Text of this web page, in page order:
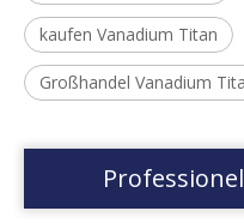
kaufen Vanadium Titan
Großhandel Vanadium